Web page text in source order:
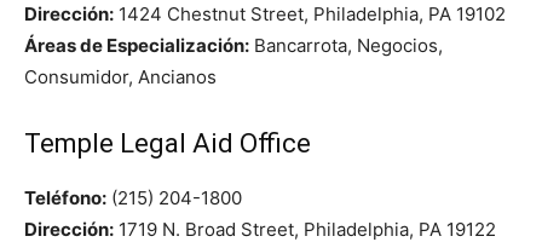
Dirección: 1424 Chestnut Street, Philadelphia, PA 19102
Áreas de Especialización: Bancarrota, Negocios,
Consumidor, Ancianos
Temple Legal Aid Office
Teléfono: (215) 204-1800
Dirección: 1719 N. Broad Street, Philadelphia, PA 19122